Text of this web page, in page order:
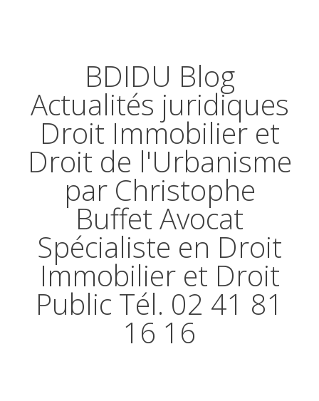
BDIDU Blog
Actualités juridiques
Droit Immobilier et
Droit de l'Urbanisme
par Christophe
Buffet Avocat
Spécialiste en Droit
Immobilier et Droit
Public Tél. 02 41 81
16 16